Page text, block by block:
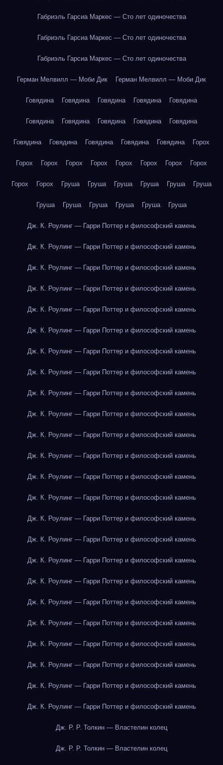
Габриэль Гарсиа Маркес — Сто лет одиночества
Габриэль Гарсиа Маркес — Сто лет одиночества
Габриэль Гарсиа Маркес — Сто лет одиночества
Герман Мелвилл — Моби Дик Герман Мелвилл — Моби Дик
Говядина Говядина Говядина Говядина Говядина
Говядина Говядина Говядина Говядина Говядина
Говядина Говядина Говядина Говядина Говядина Горох
Горох Горох Горох Горох Горох Горох Горох Горох
Горох Горох Груша Груша Груша Груша Груша Груша
Груша Груша Груша Груша Груша Груша
Дж. К. Роулинг — Гарри Поттер и философский камень
Дж. К. Роулинг — Гарри Поттер и философский камень
Дж. К. Роулинг — Гарри Поттер и философский камень
Дж. К. Роулинг — Гарри Поттер и философский камень
Дж. К. Роулинг — Гарри Поттер и философский камень
Дж. К. Роулинг — Гарри Поттер и философский камень
Дж. К. Роулинг — Гарри Поттер и философский камень
Дж. К. Роулинг — Гарри Поттер и философский камень
Дж. К. Роулинг — Гарри Поттер и философский камень
Дж. К. Роулинг — Гарри Поттер и философский камень
Дж. К. Роулинг — Гарри Поттер и философский камень
Дж. К. Роулинг — Гарри Поттер и философский камень
Дж. К. Роулинг — Гарри Поттер и философский камень
Дж. К. Роулинг — Гарри Поттер и философский камень
Дж. К. Роулинг — Гарри Поттер и философский камень
Дж. К. Роулинг — Гарри Поттер и философский камень
Дж. К. Роулинг — Гарри Поттер и философский камень
Дж. К. Роулинг — Гарри Поттер и философский камень
Дж. К. Роулинг — Гарри Поттер и философский камень
Дж. К. Роулинг — Гарри Поттер и философский камень
Дж. К. Роулинг — Гарри Поттер и философский камень
Дж. К. Роулинг — Гарри Поттер и философский камень
Дж. К. Роулинг — Гарри Поттер и философский камень
Дж. К. Роулинг — Гарри Поттер и философский камень
Дж. Р. Р. Толкин — Властелин колец
Дж. Р. Р. Толкин — Властелин колец